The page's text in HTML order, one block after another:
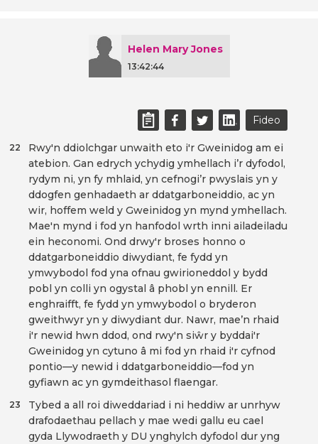
Helen Mary Jones
13:42:44
Fideo
Rwy'n ddiolchgar unwaith eto i'r Gweinidog am ei
atebion. Gan edrych ychydig ymhellach i’r dyfodol,
rydym ni, yn fy mhlaid, yn cefnogi’r pwyslais yn y
ddogfen genhadaeth ar ddatgarboneiddio, ac yn
wir, hoffem weld y Gweinidog yn mynd ymhellach.
Mae'n mynd i fod yn hanfodol wrth inni ailadeiladu
ein heconomi. Ond drwy'r broses honno o
ddatgarboneiddio diwydiant, fe fydd yn
ymwybodol fod yna ofnau gwirioneddol y bydd
pobl yn colli yn ogystal â phobl yn ennill. Er
enghraifft, fe fydd yn ymwybodol o bryderon
gweithwyr yn y diwydiant dur. Nawr, mae’n rhaid
i'r newid hwn ddod, ond rwy'n siŵr y byddai'r
Gweinidog yn cytuno â mi fod yn rhaid i'r cyfnod
pontio—y newid i ddatgarboneiddio—fod yn
gyfiawn ac yn gymdeithasol flaengar.
22
Tybed a all roi diweddariad i ni heddiw ar unrhyw
drafodaethau pellach y mae wedi gallu eu cael
gyda Llywodraeth y DU ynghylch dyfodol dur yng
23